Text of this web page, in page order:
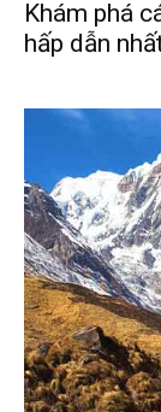
Khám phá
hấp dẫn